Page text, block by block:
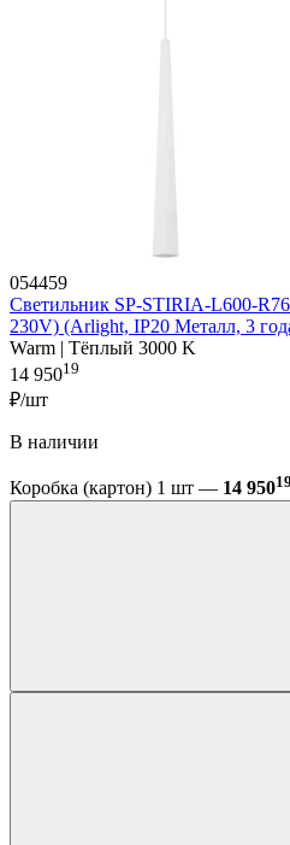
054459
Светильник SP-STIRIA-L600-
230V) (Arlight, IP20 Металл, 3
Warm | Тёплый 3000 K
14 95019
₽/шт
В наличии
Коробка (картон) 1 шт — 14 95019